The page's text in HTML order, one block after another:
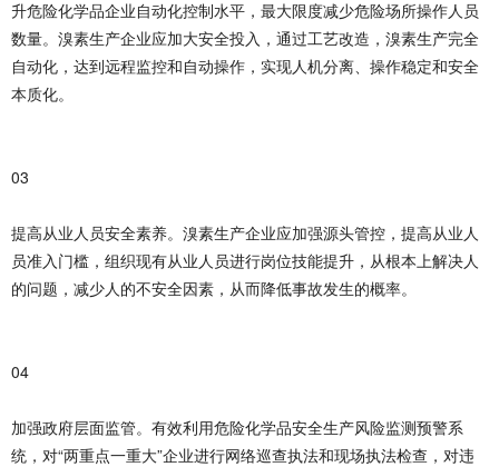
升危险化学品企业自动化控制水平，最大限度减少危险场所操作人员
数量。溴素生产企业应加大安全投入，通过工艺改造，溴素生产完全
自动化，达到远程监控和自动操作，实现人机分离、操作稳定和安全
本质化。
03
提高从业人员安全素养。溴素生产企业应加强源头管控，提高从业人
员准入门槛，组织现有从业人员进行岗位技能提升，从根本上解决人
的问题，减少人的不安全因素，从而降低事故发生的概率。
04
加强政府层面监管。有效利用危险化学品安全生产风险监测预警系
统，对“两重点一重大”企业进行网络巡查执法和现场执法检查，对违